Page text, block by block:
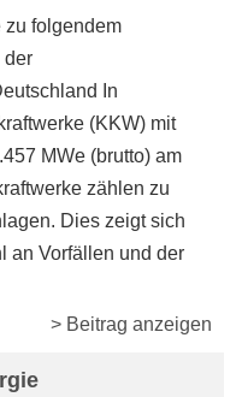
zu folgendem
der
In
(KKW) mit
MWe (brutto) am
zählen zu
Dies zeigt sich
an Vorfällen und der
> Beitrag anzeigen